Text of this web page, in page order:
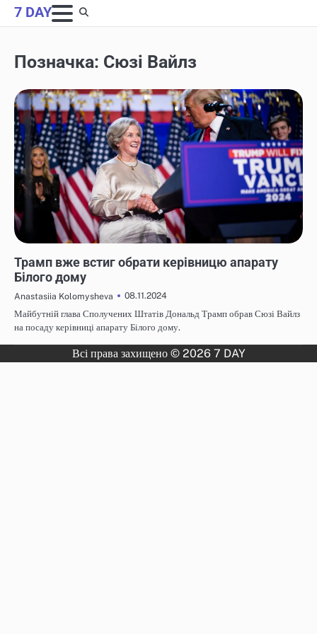
Skip
to
7 DAY
Позначка: Сюзі Вайлз
Трамп вже встиг обрати керівницю апарату
Білого дому
Anastasiia Kolomysheva
08.11.2024
Майбутній глава Сполучених Штатів Дональд Трамп обрав Сюзі Вайлз
на посаду керівниці апарату Білого дому.
Всі права захищено © 2026 7 DAY